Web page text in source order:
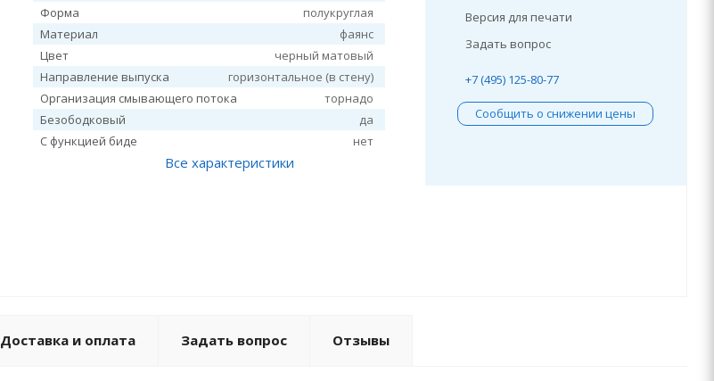
Форма
полукруглая
Материал
фаянс
Цвет
черный матовый
Направление выпуска
горизонтальное (в стену)
Организация смывающего потока
торнадо
Безободковый
да
С функцией биде
нет
Все характеристики
Версия для печати
Задать вопрос
+7 (495) 125-80-77
Сообщить о снижении цены
Доставка и оплата Задать вопрос Отзывы